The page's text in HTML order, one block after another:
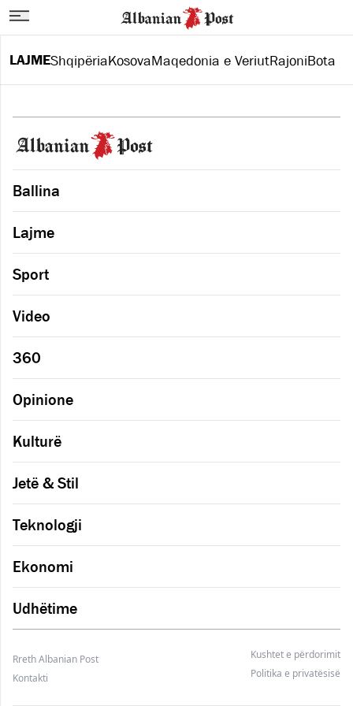
LAJMEShqipëriaKosovaMaqedonia e VeriutRajoniBota
Ballina
Lajme
Sport
Video
360
Opinione
Kulturë
Jetë & Stil
Teknologji
Ekonomi
Udhëtime
Rreth Albanian Post
Kushtet e përdorimit
Kontakti
Politika e privatësisë